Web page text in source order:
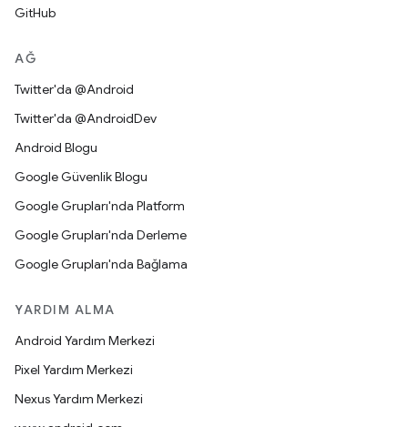
GitHub
AĞ
Twitter'da @Android
Twitter'da @AndroidDev
Android Blogu
Google Güvenlik Blogu
Google Grupları'nda Platform
Google Grupları'nda Derleme
Google Grupları'nda Bağlama
YARDIM ALMA
Android Yardım Merkezi
Pixel Yardım Merkezi
Nexus Yardım Merkezi